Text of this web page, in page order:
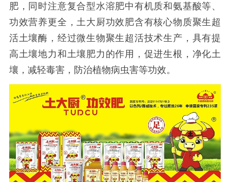
肥，同时注意复合型水溶肥中有机质和氨基酸等、
功效营养更全，土大厨功效肥含有核心物质聚生超
活土壤酶，经过微生物聚生超活技术生产，具有提
高土壤地力和土壤肥力的作用，促进生根，净化土
壤，减轻毒害，防治植物病虫害等功效。